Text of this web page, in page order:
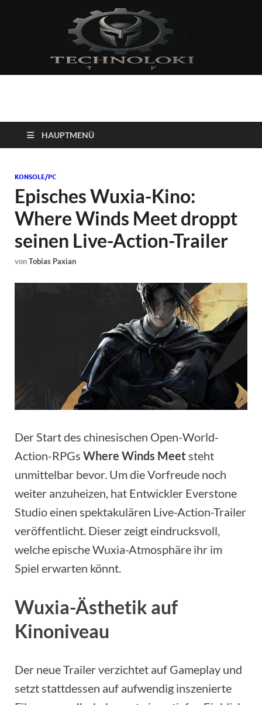
Technoloki: Gaming
und Entertainment
News
Blockbuster, Indie-Perlen und Retro-Klassiker.
HAUPTMENÜ
KONSOLE/PC
Episches Wuxia-Kino:
Where Winds Meet droppt
seinen Live-Action-Trailer
vonTobias Paxian
Der Start des chinesischen Open-World-
Action-RPGs Where Winds Meet steht
unmittelbar bevor. Um die Vorfreude noch
weiter anzuheizen, hat Entwickler Everstone
Studio einen spektakulären Live-Action-Trailer
veröffentlicht. Dieser zeigt eindrucksvoll,
welche epische Wuxia-Atmosphäre ihr im
Spiel erwarten könnt.
Wuxia-Ästhetik auf
Kinoniveau
Der neue Trailer verzichtet auf Gameplay und
setzt stattdessen auf aufwendig inszenierte